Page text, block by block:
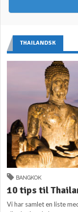
THAILANDSK
BANGKOK
10 tips til
Vi har samlet en liste